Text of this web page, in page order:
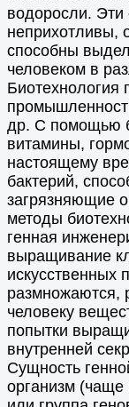
водоросли. Эти
неприхотливы,
способны
человеком в
Биотехнология
др. С помощью
витамины,
настоящему
бактерий,
загрязняющие
методы
генная
выращивание
искусственных
размножаются,
человеку
попытки
внутренней
Сущность
организм (чаще